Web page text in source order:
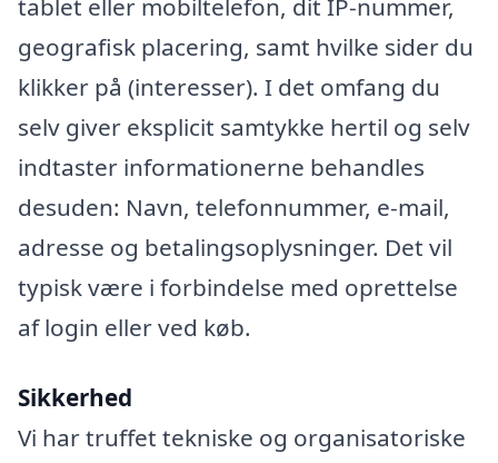
tablet eller mobiltelefon, dit IP-nummer,
geografisk placering, samt hvilke sider du
klikker på (interesser). I det omfang du
selv giver eksplicit samtykke hertil og selv
indtaster informationerne behandles
desuden: Navn, telefonnummer, e-mail,
adresse og betalingsoplysninger. Det vil
typisk være i forbindelse med oprettelse
af login eller ved køb.
Sikkerhed
Vi har truffet tekniske og organisatoriske